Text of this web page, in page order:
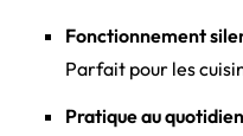
Fonctionnement
Parfait pour les
Pratique au